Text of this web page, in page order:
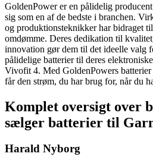
GoldenPower er en pålidelig
sig som en af de bedste i branchen.
og produktionsteknikker har bidraget
omdømme. Deres dedikation til
innovation gør dem til det ideelle valg
pålidelige batterier til deres
Vivofit 4. Med GoldenPowers
får den strøm, du har brug for, når du
Komplet oversigt over
sælger batterier til
Harald Nyborg